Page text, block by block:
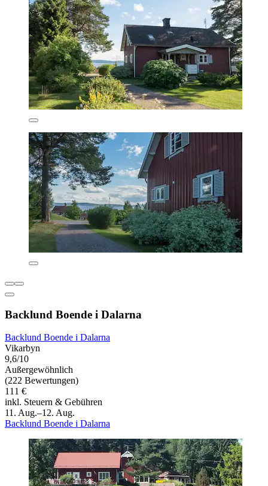
Backlund Boende i Dalarna
Backlund Boende i Dalarna
Vikarbyn
9,6/10
Außergewöhnlich
(222 Bewertungen)
111 €
inkl. Steuern & Gebühren
11. Aug.–12. Aug.
Backlund Boende i Dalarna